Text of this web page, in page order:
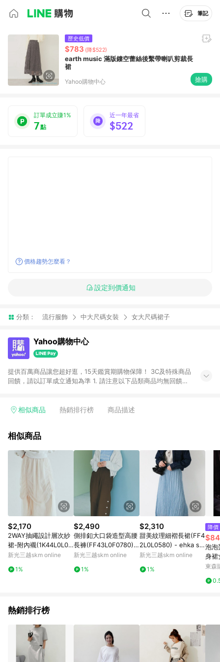
筆記
歷史低價
$783 (降$522)
earth music 滿版鏤空蕾絲後繫帶喇叭剪裁長
裙
Yahoo購物中心 搶購
訂單成立賺1%
7點
近一年最省
$522
價格趨勢怎麼看？
設定到價通知
分類： 流行服飾 中大尺碼女裝 女大尺碼裙子
Yahoo購物中心
提供百萬商品讓您超好逛，15天鑑賞期購物保障！ 3C及特殊商品
回饋，請以訂單成立通知為準 1. 請注意以下品類商品均無回饋：
電玩/遊戲/相機/單眼/鏡頭/拍立得 [2024/6/1起適用] -內接硬
的購回饋活動享Yahoo超贈點回饋者 - 購物中心商店之商品：商
3. 訂單回饋金額將扣除運費/購物金/超贈點/福利金/紅利折抵/折
價券等虛擬貨幣折抵 4. 大宗採購或批發轉賣不具回饋資格： 如
有相關事證認定您為大宗採購、批發轉賣而非最終消費使用者，
相關認定以Yahoo購物中心之認定為準
相似商品 熱銷排行榜 商品描述
相似商品
$2,170
2WAY抽繩設計層次紗
裙-附內襯(1K44L0L03
00) - earth music&ec
新光三越skm online
1%
$2,490
側排釦大口袋造型高腰
長褲(FF43L0F0780) -
ehka sopo
新光三越skm online
1%
$2,310
甜美紋理細褶長裙(FF4
2L0L0580) - ehka so
po
新光三越skm online
1%
降價
泡泡
身裙
透半
東森
熱銷排行榜